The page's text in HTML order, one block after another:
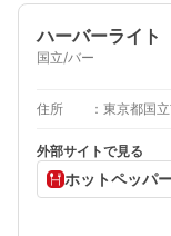
ハーバーライト
国立/バー
住所
外部サイトで見る
ホットペッパ